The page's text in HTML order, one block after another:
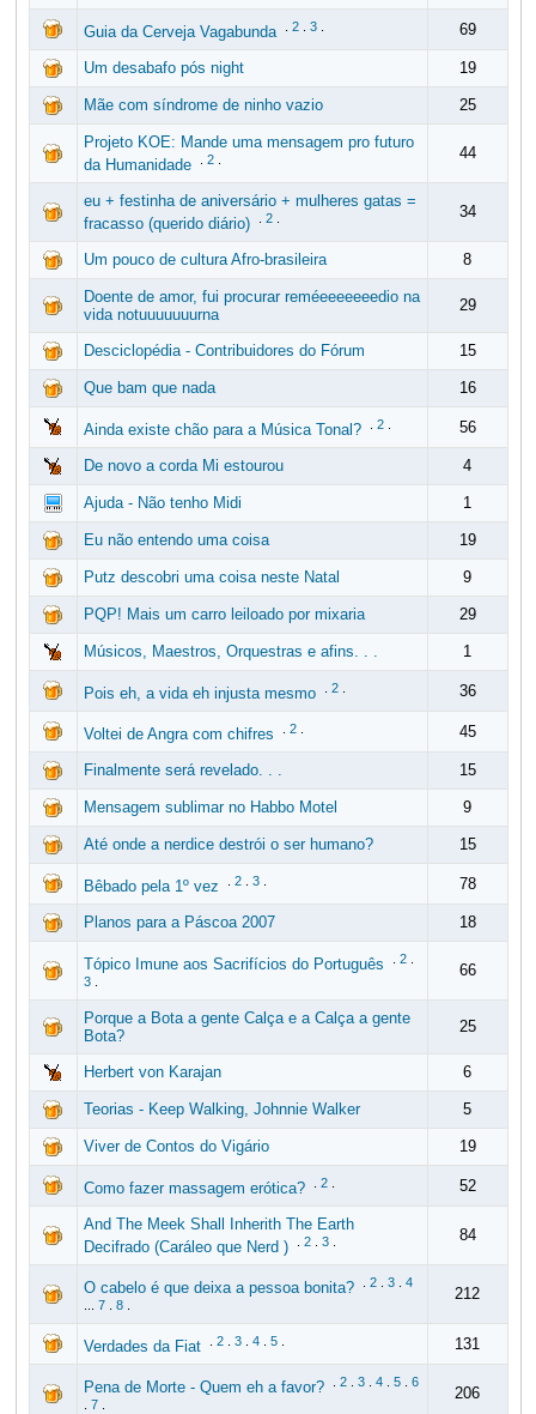
Guia da Cerveja Vagabunda 2. 3. 69
Um desabafo pós night 19
Mãe com síndrome de ninho vazio 25
Projeto KOE: Mande uma mensagem pro futuro
da Humanidade
2. 44
eu + festinha de aniversário + mulheres gatas =
fracasso (querido diário)
2. 34
Um pouco de cultura Afro-brasileira 8
Doente de amor, fui procurar reméeeeeeeedio na
vida notuuuuuuurna
29
Desciclopédia - Contribuidores do Fórum 15
Que bam que nada 16
Ainda existe chão para a Música Tonal? 2. 56
De novo a corda Mi estourou 4
Ajuda - Não tenho Midi 1
Eu não entendo uma coisa 19
Putz descobri uma coisa neste Natal 9
PQP! Mais um carro leiloado por mixaria 29
Músicos, Maestros, Orquestras e afins. . . 1
Pois eh, a vida eh injusta mesmo 2. 36
Voltei de Angra com chifres 2. 45
Finalmente será revelado. . . 15
Mensagem sublimar no Habbo Motel 9
Até onde a nerdice destrói o ser humano? 15
Bêbado pela 1º vez 2. 3. 78
Planos para a Páscoa 2007 18
Tópico Imune aos Sacrifícios do Português 2.
3.
66
Porque a Bota a gente Calça e a Calça a gente
Bota?
25
Herbert von Karajan 6
Teorias - Keep Walking, Johnnie Walker 5
Viver de Contos do Vigário 19
Como fazer massagem erótica? 2. 52
And The Meek Shall Inherith The Earth
Decifrado (Caráleo que Nerd )
2. 3. 84
O cabelo é que deixa a pessoa bonita? 2. 3. 4
7. 8.
212
Verdades da Fiat 2. 3. 4. 5. 131
Pena de Morte - Quem eh a favor? 2. 3. 4. 5. 6
7.
206